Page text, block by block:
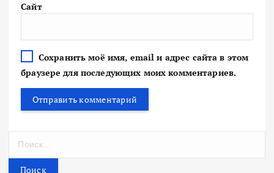
Сайт
Сохранить моё имя, email и адрес сайта в этом
браузере для последующих моих комментариев.